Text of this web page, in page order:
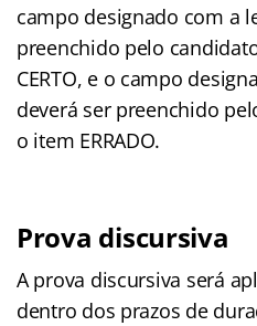
campo designado com a
preenchido pelo
CERTO, e o campo
deverá ser preenchido
o item ERRADO.
Prova discursiva
A prova discursiva será
dentro dos prazos de